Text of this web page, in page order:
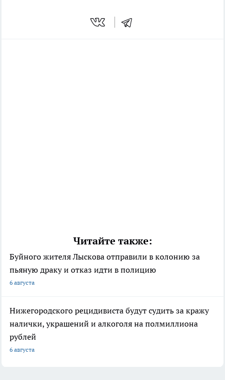
Читайте также:
Буйного жителя Лыскова отправили в колонию за
пьяную драку и отказ идти в полицию
6 августа
Нижегородского рецидивиста будут судить за кражу
налички, украшений и алкоголя на полмиллиона
рублей
6 августа